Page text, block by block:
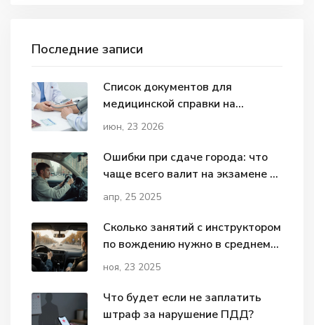
Последние записи
Список документов для
медицинской справки на
водительские права в 2026 году
июн, 23 2026
Ошибки при сдаче города: что
чаще всего валит на экзамене по
вождению
апр, 25 2025
Сколько занятий с инструктором
по вождению нужно в среднем
для сдачи экзамена?
ноя, 23 2025
Что будет если не заплатить
штраф за нарушение ПДД?